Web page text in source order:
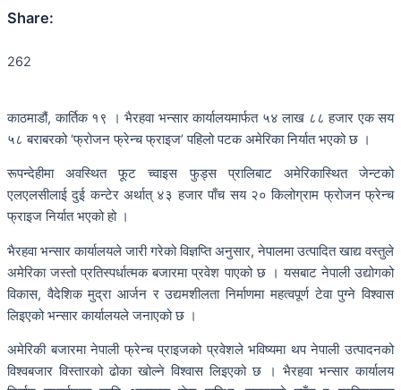
Share:
262
काठमाडौं, कार्तिक १९ । भैरहवा भन्सार कार्यालयमार्फत ५४ लाख ८८ हजार एक सय
५८ बराबरको ‘फ्रोजन फ्रेन्च फ्राइज’ पहिलो पटक अमेरिका निर्यात भएको छ ।
रूपन्देहीमा अवस्थित फूट च्वाइस फुड्स प्रालिबाट अमेरिकास्थित जेन्टको
एलएलसीलाई दुई कन्टेर अर्थात् ४३ हजार पाँच सय २० किलोग्राम फ्रोजन फ्रेन्च
फ्राइज निर्यात भएको हो ।
भैरहवा भन्सार कार्यालयले जारी गरेको विज्ञप्ति अनुसार, नेपालमा उत्पादित खाद्य वस्तुले
अमेरिका जस्तो प्रतिस्पर्धात्मक बजारमा प्रवेश पाएको छ । यसबाट नेपाली उद्योगको
विकास, वैदेशिक मुद्रा आर्जन र उद्यमशीलता निर्माणमा महत्वपूर्ण टेवा पुग्ने विश्वास
लिइएको भन्सार कार्यालयले जनाएको छ ।
अमेरिकी बजारमा नेपाली फ्रेन्च प्राइजको प्रवेशले भविष्यमा थप नेपाली उत्पादनको
विश्वबजार विस्तारको ढोका खोल्ने विश्वास लिइएको छ । भैरहवा भन्सार कार्यालय